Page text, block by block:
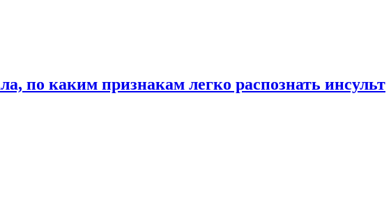
по каким признакам легко распознать инсульт